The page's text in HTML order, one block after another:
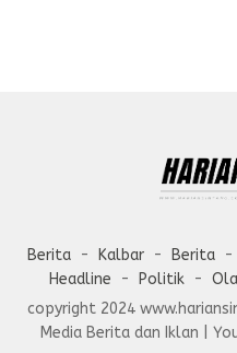
Berita Kalbar Berita
Headline
Politik
copyright 2024
Media Berita dan Iklan |